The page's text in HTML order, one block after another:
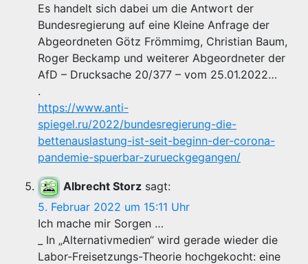
Es handelt sich dabei um die Antwort der
Bundesregierung auf eine Kleine Anfrage der
Abgeordneten Götz Frömmimg, Christian Baum,
Roger Beckamp und weiterer Abgeordneter der
AfD – Drucksache 20/377 – vom 25.01.2022…
.
https://www.anti-
spiegel.ru/2022/bundesregierung-die-
bettenauslastung-ist-seit-beginn-der-corona-
pandemie-spuerbar-zurueckgegangen/
Albrecht Storz sagt:
5. Februar 2022 um 15:11 Uhr
Ich mache mir Sorgen …
_ In „Alternativmedien“ wird gerade wieder die
Labor-Freisetzungs-Theorie hochgekocht: eine